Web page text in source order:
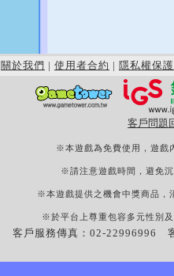
關於我們 | 使用者合約 | 隱私權保護
客戶問題
※本遊戲為免費使用，遊戲
※請注意遊戲時間，避免
※本遊戲提供之機會中獎商品，
※於平台上尊重包容多元性別
客戶服務傳真：02-22996996